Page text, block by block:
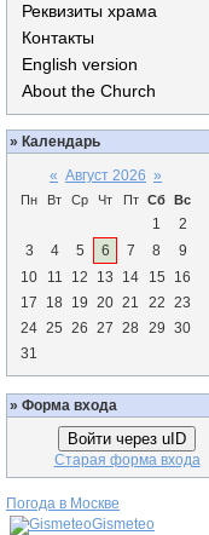
Реквизиты храма
Контакты
English version
About the Church
» Календарь
« Август 2026 »
Пн Вт Ср Чт Пт Сб Вс
1
2
3
4 5 6 7 8
9
10
11 12 13 14 15
16
17
18 19 20 21 22 23
24 25 26 27 28 29 30
31
» Форма входа
Войти через uID
Старая форма входа
Погода в Москве
Gismeteo